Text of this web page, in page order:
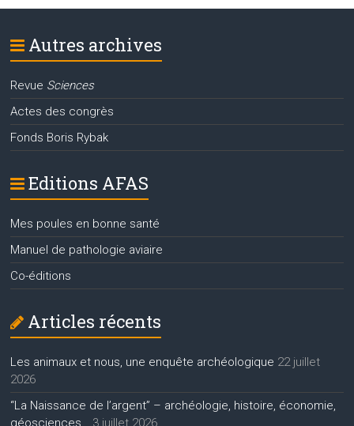
Autres archives
Revue Sciences
Actes des congrès
Fonds Boris Rybak
Editions AFAS
Mes poules en bonne santé
Manuel de pathologie aviaire
Co-éditions
Articles récents
Les animaux et nous, une enquête archéologique 22 juillet
2026
“La Naissance de l’argent” – archéologie, histoire, économie,
géosciences…
3 juillet 2026